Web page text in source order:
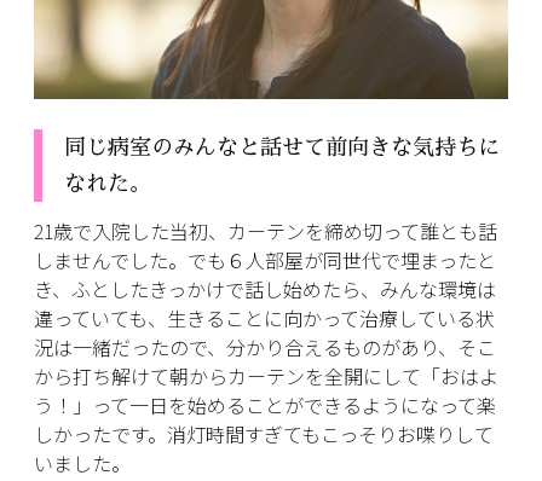
同じ病室のみんなと話せて前向きな気持ちに
なれた。
21歳で入院した当初、カーテンを締め切って誰とも話
しませんでした。でも６人部屋が同世代で埋まったと
き、ふとしたきっかけで話し始めたら、みんな環境は
違っていても、生きることに向かって治療している状
況は一緒だったので、分かり合えるものがあり、そこ
から打ち解けて朝からカーテンを全開にして「おはよ
う！」って一日を始めることができるようになって楽
しかったです。消灯時間すぎてもこっそりお喋りして
いました。